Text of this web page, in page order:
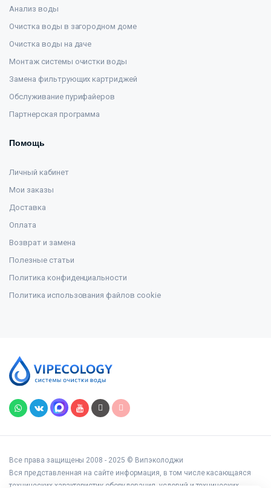
Анализ воды
Очистка воды в загородном доме
Очистка воды на даче
Монтаж системы очистки воды
Замена фильтрующих картриджей
Обслуживание пурифайеров
Партнерская программа
Помощь
Личный кабинет
Мои заказы
Доставка
Оплата
Возврат и замена
Полезные статьи
Политика конфиденциальности
Политика использования файлов cookie
Все права защищены 2008 - 2025 © Випэколоджи
Вся представленная на сайте информация, в том числе касающаяся
технических характеристик оборудования, условий и технических